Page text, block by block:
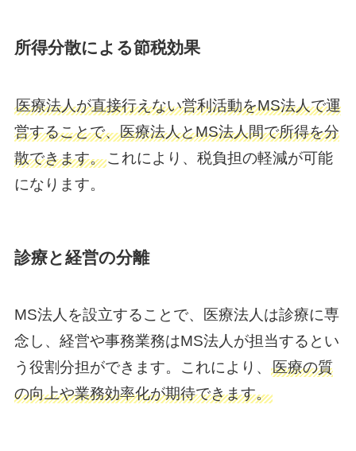
所得分散による節税効果
医療法人が直接行えない営利活動をMS法人で運
営することで、医療法人とMS法人間で所得を分
散できます。これにより、税負担の軽減が可能
になります。
診療と経営の分離
MS法人を設立することで、医療法人は診療に専
念し、経営や事務業務はMS法人が担当するとい
う役割分担ができます。これにより、 医療の質
の向上や業務効率化が期待できます。